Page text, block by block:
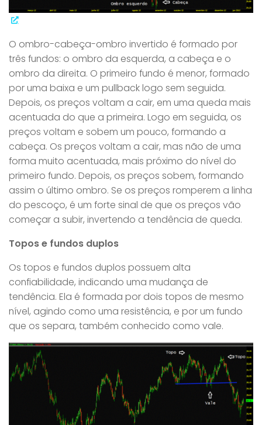
O ombro-cabeça-ombro invertido é formado por
três fundos: o ombro da esquerda, a cabeça e o
ombro da direita. O primeiro fundo é menor, formado
por uma baixa e um pullback logo sem seguida.
Depois, os preços voltam a cair, em uma queda mais
acentuada do que a primeira. Logo em seguida, os
preços voltam e sobem um pouco, formando a
cabeça. Os preços voltam a cair, mas não de uma
forma muito acentuada, mais próximo do nível do
primeiro fundo. Depois, os preços sobem, formando
assim o último ombro. Se os preços romperem a linha
do pescoço, é um forte sinal de que os preços vão
começar a subir, invertendo a tendência de queda.
Topos e fundos duplos
Os topos e fundos duplos possuem alta
confiabilidade, indicando uma mudança de
tendência. Ela é formada por dois topos de mesmo
nível, agindo como uma resistência, e por um fundo
que os separa, também conhecido como vale.